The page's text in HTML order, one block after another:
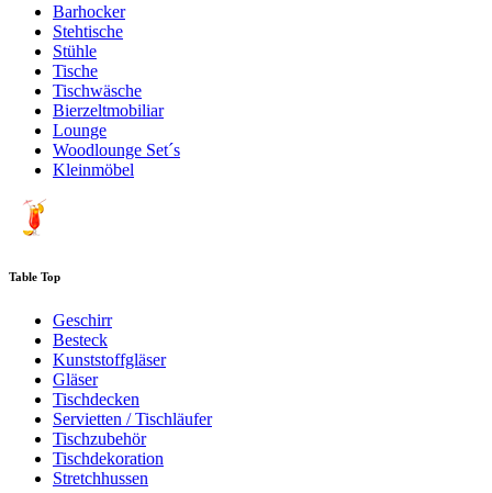
Barhocker
Stehtische
Stühle
Tische
Tischwäsche
Bierzeltmobiliar
Lounge
Woodlounge Set´s
Kleinmöbel
Table Top
Geschirr
Besteck
Kunststoffgläser
Gläser
Tischdecken
Servietten / Tischläufer
Tischzubehör
Tischdekoration
Stretchhussen